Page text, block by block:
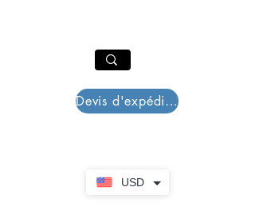
USD
Devis d'expédition